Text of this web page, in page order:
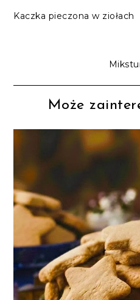
Kaczka pieczona w ziołach
Może